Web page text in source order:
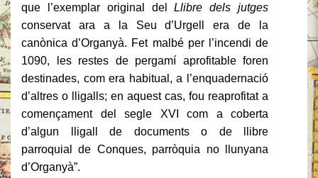
que l’exemplar original delLlibre dels jutges
conservat ara a la Seu d’Urgell era de la
canònica d’Organyà. Fet malbé per l’incendi de
1090, les restes de pergamí aprofitable foren
destinades, com era habitual, a l’enquadernació
d’altres o lligalls; en aquest cas, fou reaprofitat a
començament del segle XVI com a coberta
d’algun lligall de documents o de llibre
parroquial de Conques, parròquia no llunyana
d’Organyà”.